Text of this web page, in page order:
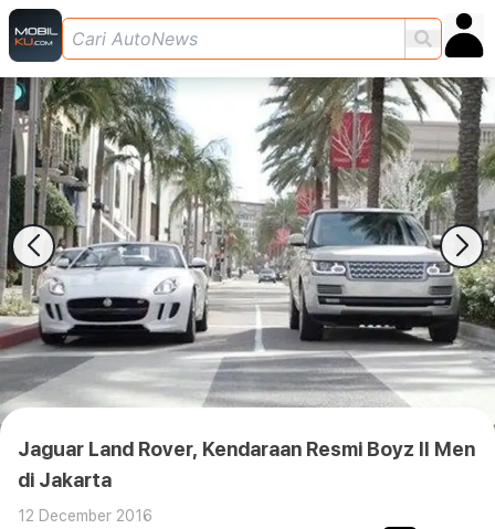
Jaguar Land Rover, Kendaraan Resmi Boyz II Men
di Jakarta
12 December 2016